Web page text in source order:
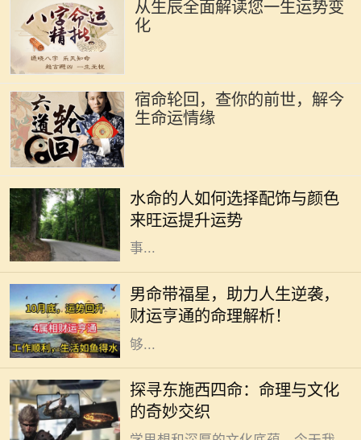
从生辰全面解读您一生运势变
化
宿命轮回，查你的前世，解今
生命运情缘
水命的人如何选择配饰与颜色
来旺运提升运势
有聪明机智、适应力强的个性特征。
不过，适当的配饰和颜色能进一步增
强水命人的运势，帮助他们在生活和
事...
男命带福星，助力人生逆袭，
财运亨通的命理解析！
在传统的命理学说中，男命带福星被
认为是一种吉祥的命格，这种命格的
人往往能够在生活中享受到许多意想
不到的好运和福气。福星是指那些能
够...
探寻东施西四命：命理与文化
的奇妙交织
在中国古老的命理文化中，“东施”和
“西四命”这两个概念常常引起人们的
好奇。这些术语背后蕴藏着丰富的哲